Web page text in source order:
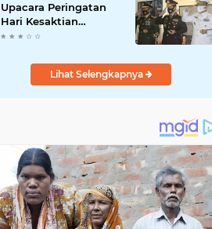
Upacara Peringatan
Hari Kesaktian
Pancasila Tahun 2020
Lihat Selengkapnya